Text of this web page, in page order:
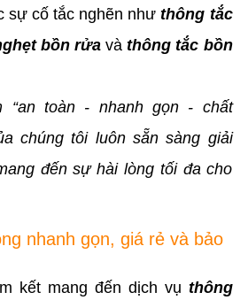
sự cố tắc nghẽn nhưthông tắc
bồn rửa vàthông tắc bồn
“an toàn - nhanh gọn - chất
chúng tôi luôn sẵn sàng giải
đến sự hài lòng tối đa cho
nhanh gọn, giá rẻ và bảo
kết mang đến dịch vụ thông